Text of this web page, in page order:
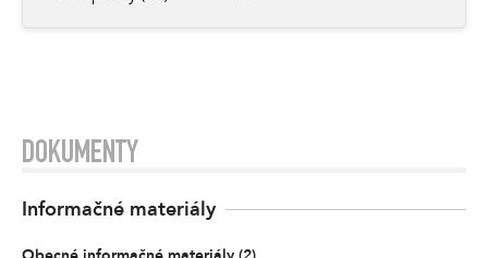
DOKUMENTY
Informačné materiály